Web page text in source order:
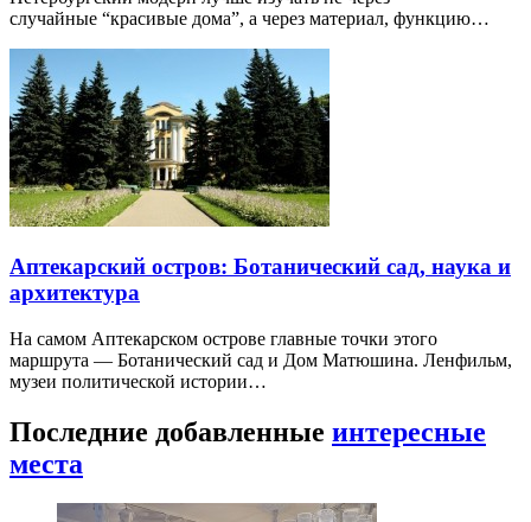
случайные “красивые дома”, а через материал, функцию…
Аптекарский остров: Ботанический сад, наука и
архитектура
На самом Аптекарском острове главные точки этого
маршрута — Ботанический сад и Дом Матюшина. Ленфильм,
музеи политической истории…
Последние добавленные интересные
места